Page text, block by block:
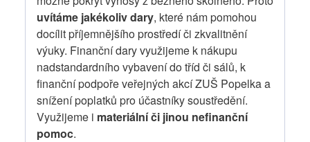
uvítáme jakékoliv dary, které nám pomohou
docílit příjemnějšího prostředí či zkvalitnění
výuky. Finanční dary využijeme k nákupu
nadstandardního vybavení do tříd či sálů, k
finanční podpoře veřejných akcí ZUŠ Popelka a
snížení poplatků pro účastníky soustředění.
Využijeme i materiální či jinou nefinanční
pomoc.